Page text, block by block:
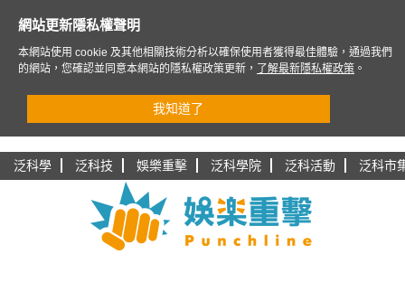
泛科學 泛科技 娛樂重擊 泛科學院 泛科活動 泛科市
網站更新隱私權聲明
本網站使用 cookie 及其他相關技術分析以確保使用者獲得最佳體驗，通過我們
的網站，您確認並同意本網站的隱私權政策更新，
了解最新隱私權政策 。
我知道了